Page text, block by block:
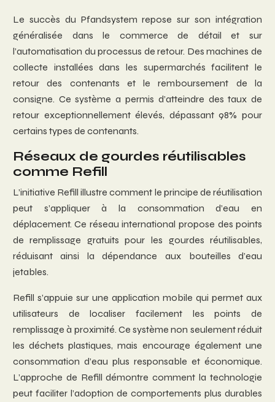
Le succès du Pfandsystem repose sur son intégration
généralisée dans le commerce de détail et sur
l’automatisation du processus de retour. Des machines de
collecte installées dans les supermarchés facilitent le
retour des contenants et le remboursement de la
consigne. Ce système a permis d’atteindre des taux de
retour exceptionnellement élevés, dépassant 98% pour
certains types de contenants.
Réseaux de gourdes réutilisables
comme Refill
L’initiative Refill illustre comment le principe de réutilisation
peut s’appliquer à la consommation d’eau en
déplacement. Ce réseau international propose des points
de remplissage gratuits pour les gourdes réutilisables,
réduisant ainsi la dépendance aux bouteilles d’eau
jetables.
Refill s’appuie sur une application mobile qui permet aux
utilisateurs de localiser facilement les points de
remplissage à proximité. Ce système non seulement réduit
les déchets plastiques, mais encourage également une
consommation d’eau plus responsable et économique.
L’approche de Refill démontre comment la technologie
peut faciliter l’adoption de comportements plus durables